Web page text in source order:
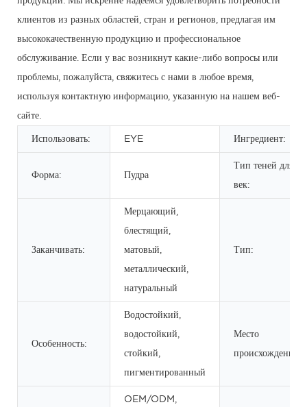
клиентов из разных областей, стран и регионов, предлагая им
высококачественную продукцию и профессиональное
обслуживание. Если у вас возникнут какие-либо вопросы или
проблемы, пожалуйста, свяжитесь с нами в любое время,
используя контактную информацию, указанную на нашем веб-
сайте.
Использовать: EYE Ингредиент:
Форма: Пудра
Тип теней для
век:
Заканчивать:
Мерцающий,
блестящий,
матовый,
металлический,
натуральный
Тип:
Особенность:
Водостойкий,
водостойкий,
стойкий,
пигментированный
Место
происхождения:
OEM/ODM,